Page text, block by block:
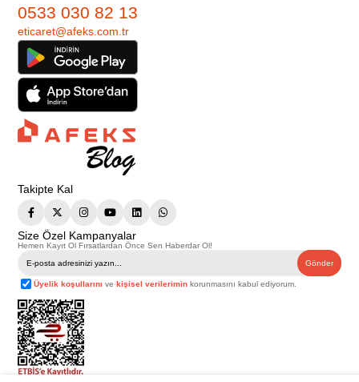
0533 030 82 13
eticaret@afeks.com.tr
Takipte Kal
Size Özel Kampanyalar
Hemen Kayıt Ol Fırsatlardan Önce Sen Haberdar Ol!
Gönder
Üyelik koşullarını vekişisel verilerimin korunmasını kabul ediyorum.